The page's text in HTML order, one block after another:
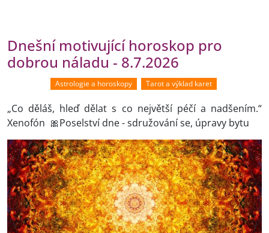
Dnešní motivující horoskop pro
dobrou náladu - 8.7.2026
Astrologie a horoskopy Tarot a výklad karet
„Co děláš, hleď dělat s co největší péčí a nadšením.“
Xenofón 🎀Poselství dne - sdružování se, úpravy bytu